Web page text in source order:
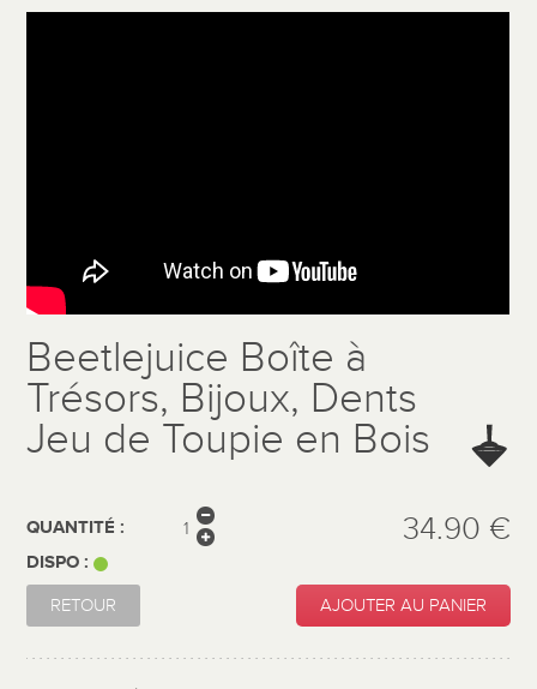
Beetlejuice Boîte à
Trésors, Bijoux, Dents
Jeu de Toupie en Bois
QUANTITÉ :
DISPO :
34.90 €
RETOUR AJOUTER AU PANIER